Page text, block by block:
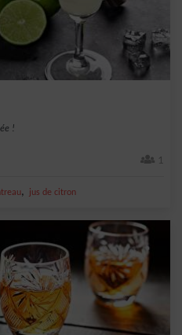
!
1
, jus de citron